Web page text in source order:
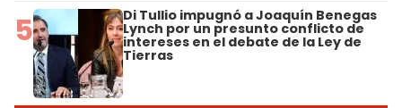
5 Di Tullio impugnó a Joaquín Benegas
Lynch por un presunto conflicto de
intereses en el debate de la Ley de
Tierras